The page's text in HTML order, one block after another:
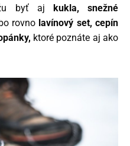
byť aj kukla, snežné
rovno lavínový set, cepín
ktoré poznáte aj ako